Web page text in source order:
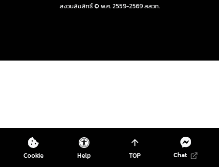
สงวนลิขสิทธิ์ © พ.ศ. 2559-2569สสวท.สถาบันส่งเสริมการสอ
Cookie Help TOP Chat